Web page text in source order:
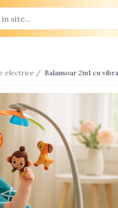
electrice / Balansoar 2in1 cu